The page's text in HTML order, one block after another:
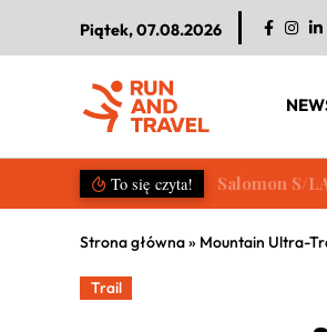
Piątek, 07.08.2026
To się czyta! Salomon S/
Strona główna» Mountain Ultra-
Trail